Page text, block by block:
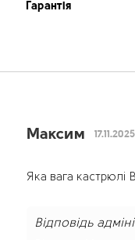
Гарантія
Максим 17.11.2025
Яка вага кастрюлі
Відповідь